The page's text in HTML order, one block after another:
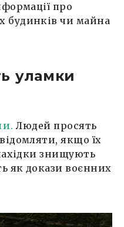
про
чи майна
уламки
Людей просять
якщо їх
знищують
як докази воєнних